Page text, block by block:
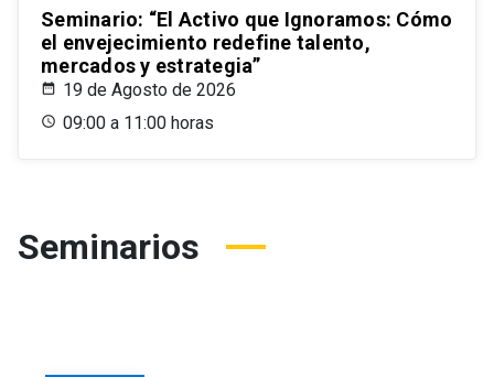
Seminario: “El Activo que Ignoramos: Cómo
el envejecimiento redefine talento,
mercados y estrategia”
19 de Agosto de 2026
09:00 a 11:00 horas
Seminarios